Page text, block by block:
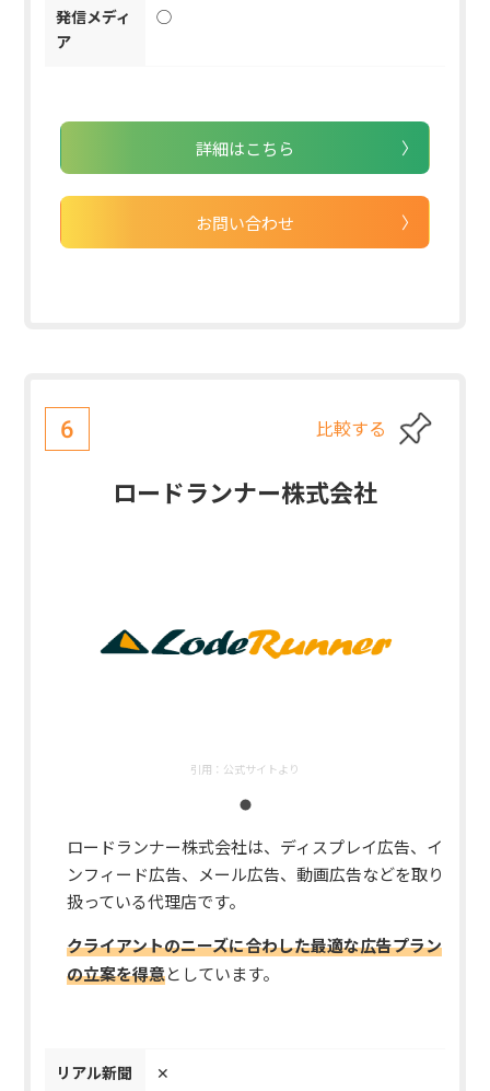
発信メディ
ア
◯
詳細はこちら
お問い合わせ
6 比較する
ロードランナー株式会社
引用： 公式サイトより
ロードランナー株式会社は、ディスプレイ広告、イ
ンフィード広告、メール広告、動画広告などを取り
扱っている代理店です。
クライアントのニーズに合わした最適な広告プラン
の立案を得意としています。
リアル新聞 ✕